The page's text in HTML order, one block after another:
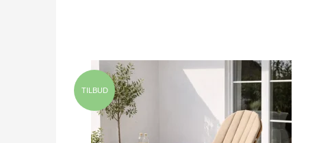
TILBUD